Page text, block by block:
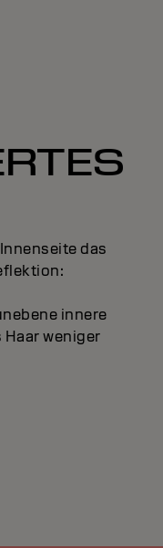
das
innere
weniger